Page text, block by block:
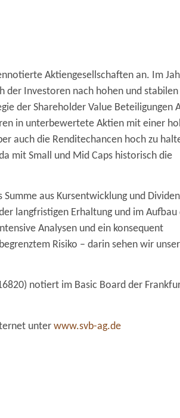
Aktiengesellschaften an. Im
der Investoren nach hohen und stabilen
der Shareholder Value Beteiligungen
in unterbewertete Aktien mit einer
auch die Renditechancen hoch zu
mit Small und Mid Caps historisch die
aus Kursentwicklung und
langfristigen Erhaltung und im Aufbau
Analysen und ein konsequent
Risiko – darin sehen wir
notiert im Basic Board der
unter www.svb-ag.de